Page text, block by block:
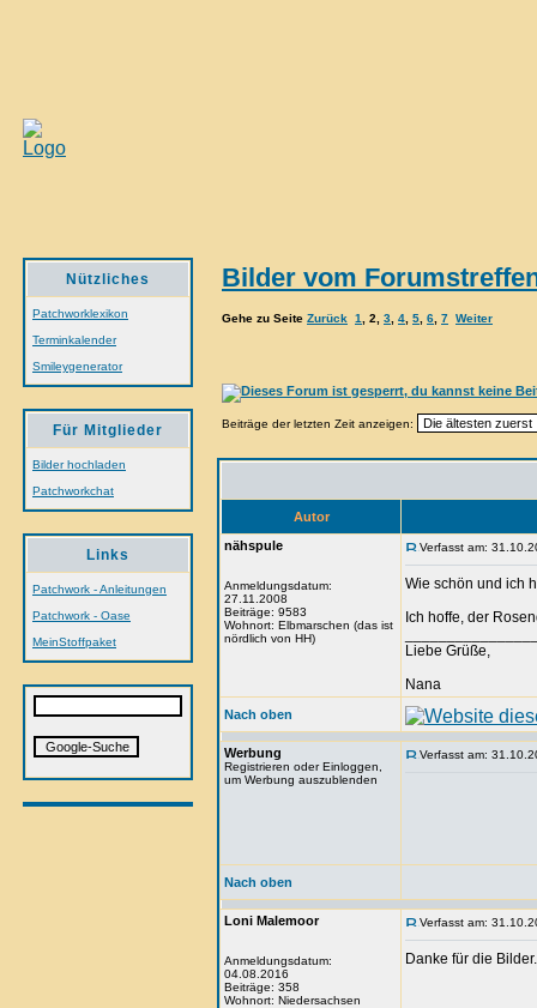
Nützliches
Patchworklexikon
Terminkalender
Smileygenerator
Für Mitglieder
Bilder hochladen
Patchworkchat
Links
Patchwork - Anleitungen
Patchwork - Oase
MeinStoffpaket
Bilder vom
Gehe zu Seite Zurück 1 2 3 4 5 6 7 Weiter
Beiträge der letzten Zeit anzeigen:
Autor
nähspule
Anmeldungsdatum:
27.11.2008
Beiträge: 9583
Wohnort: Elbmarschen (das ist
nördlich von HH)
Verfasst am:
Wie schön und ich
Ich hoffe, der
Liebe Grüße,
Nana
Nach oben
Werbung
Registrieren oder Einloggen,
um Werbung auszublenden
Verfasst am:
Nach oben
Loni Malemoor
Anmeldungsdatum:
04.08.2016
Beiträge: 358
Wohnort: Niedersachsen
Verfasst am:
Danke für die